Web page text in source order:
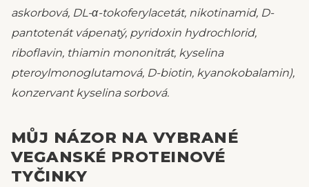
askorbová, DL-α-tokoferylacetát, nikotinamid, D-
pantotenát vápenatý, pyridoxin hydrochlorid,
riboflavin, thiamin mononitrát, kyselina
pteroylmonoglutamová, D-biotin, kyanokobalamin),
konzervant kyselina sorbová.
MŮJ NÁZOR NA VYBRANÉ
VEGANSKÉ PROTEINOVÉ
TYČINKY